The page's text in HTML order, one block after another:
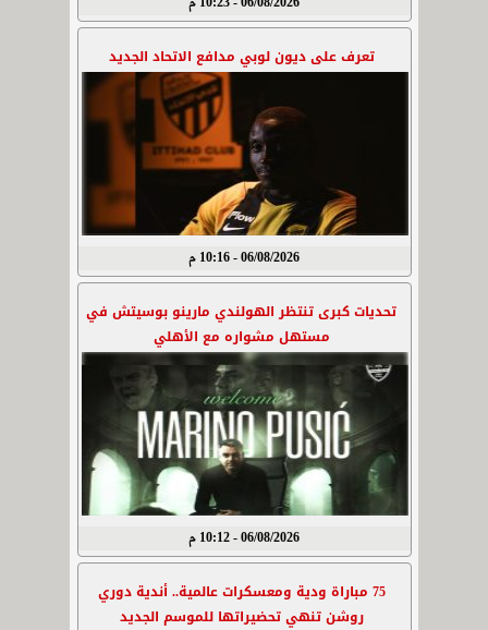
تعرف على ديون لوبي مدافع الاتحاد الجديد
06/08/2026 - 10:16 م
تحديات كبرى تنتظر الهولندي مارينو بوسيتش في
مستهل مشواره مع الأهلي
06/08/2026 - 10:12 م
75 مباراة ودية ومعسكرات عالمية.. أندية دوري
روشن تنهي تحضيراتها للموسم الجديد